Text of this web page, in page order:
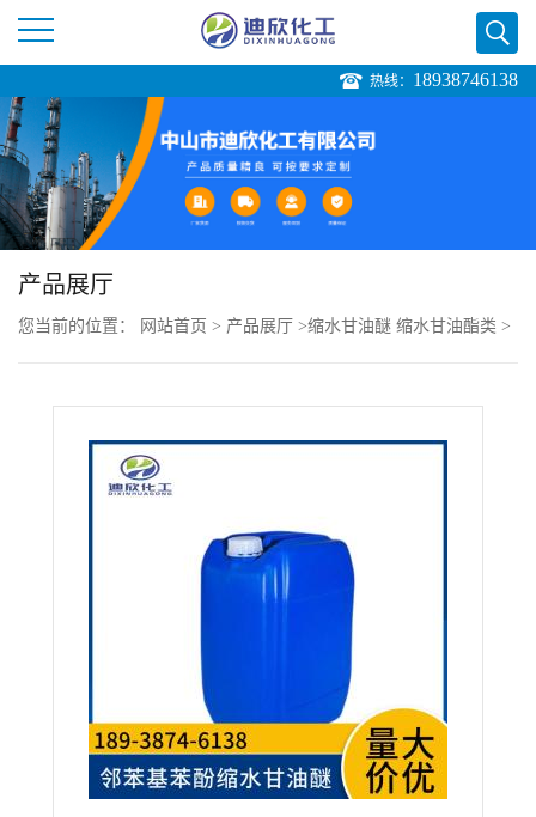
司
首
页
公
热线： 18938746138
产品展厅
您当前的位置： 网站首页 > 产品展厅 >缩水甘油醚 缩水甘油酯类 >